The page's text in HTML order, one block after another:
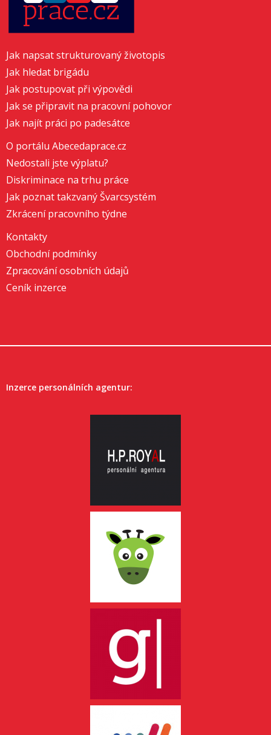
Jak napsat strukturovaný životopis
Jak hledat brigádu
Jak postupovat při výpovědi
Jak se připravit na pracovní pohovor
Jak najít práci po padesátce
O portálu Abecedaprace.cz
Nedostali jste výplatu?
Diskriminace na trhu práce
Jak poznat takzvaný Švarcsystém
Zkrácení pracovního týdne
Kontakty
Obchodní podmínky
Zpracování osobních údajů
Ceník inzerce
Inzerce personálních agentur: